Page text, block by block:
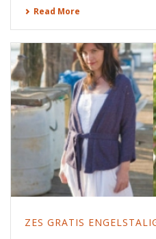
Read More
ZES GRATIS